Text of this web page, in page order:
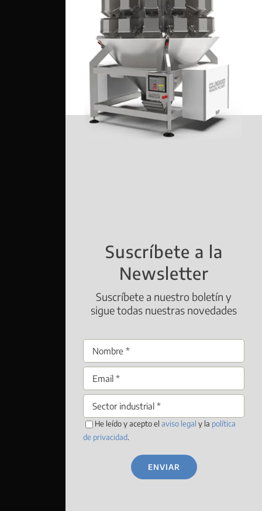
Suscríbete a la
Newsletter
Suscríbete a nuestro boletín y
sigue todas nuestras novedades
He leído y acepto el aviso legal y la política
de privacidad.
ENVIAR